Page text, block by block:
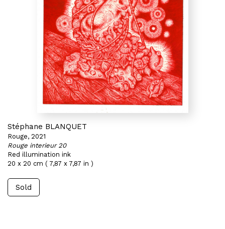
Stéphane BLANQUET
Rouge, 2021
Rouge interieur 20
Red illumination ink
20 x 20 cm ( 7,87 x 7,87 in )
Sold